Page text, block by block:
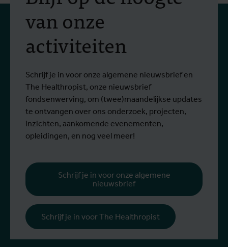
van onze
activiteiten
Schrijf je in voor onze algemene nieuwsbrief en
The Healthropist, onze nieuwsbrief
fondsenwerving, om (twee)maandelijkse updates
te ontvangen over ons onderzoek, projecten,
inzichten, aankomende evenementen,
opleidingen, en nog veel meer!
Schrijf je in voor onze algemene
nieuwsbrief
Schrijf je in voor The Healthropist